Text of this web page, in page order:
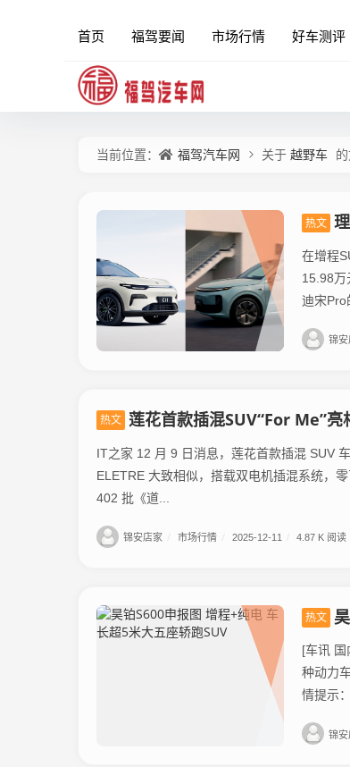
首页 福驾要闻 市场行情 好车测评
当前位置： 福驾汽车网 关于 越野车
热文
在增程
15.98万
迪宋Pro
锦
热文 莲花首款插混SUV“For Me”亮
IT之家 12 月 9 日消息，莲花首款插混 SUV
ELETRE 大致相似，搭载双电机插混系统，
402 批《道...
锦安店家 市场行情 2025-12-11 4.87 K 阅读
热文
[车讯
种动力
情提示
锦